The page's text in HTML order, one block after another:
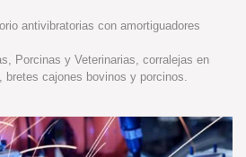
antivibratorias con amortiguadores
Porcinas y Veterinarias, corralejas en
bretes cajones bovinos y porcinos.